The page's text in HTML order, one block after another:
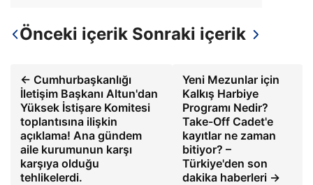
Önceki içerik Sonraki içerik
← Cumhurbaşkanlığı
İletişim Başkanı Altun'dan
Yüksek İstişare Komitesi
toplantısına ilişkin
açıklama! Ana gündem
aile kurumunun karşı
karşıya olduğu
tehlikelerdi.
Yeni Mezunlar için
Kalkış Harbiye
Programı Nedir?
Take-Off Cadet'e
kayıtlar ne zaman
bitiyor? –
Türkiye'den son
dakika haberleri →